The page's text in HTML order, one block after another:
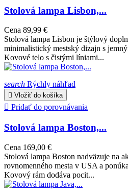
Stolová lampa Lisbon,...
Cena 89,99 €
Stolová lampa Lisbon je štýlový
minimalistický mestský dizajn s
Kovové telo s čistými líniami...
search Rýchly náhľad
 Vložiť do košíka
 Pridať do porovnávania
Stolová lampa Boston,...
Cena 169,00 €
Stolová lampa Boston nadväzuje na
rovnomenného mesta v USA a
Kovový rám dodáva pocit...